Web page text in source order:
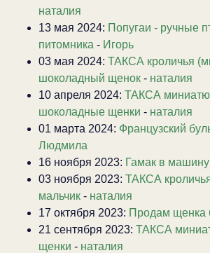
наталия
13 мая 2024: Попугаи - ручные
питомника - Игорь
03 мая 2024: ТАКСА кроличья
шоколадный щенок - наталия
10 апреля 2024: ТАКСА
шоколадные щенки - наталия
01 марта 2024: Французский
Людмила
16 ноября 2023: Гамак в
03 ноября 2023: ТАКСА
мальчик - наталия
17 октября 2023: Продам щенка
21 сентября 2023: ТАКСА
щенки - наталия